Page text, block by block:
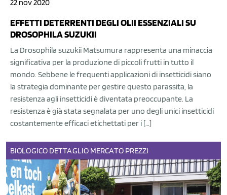
22 nov 2020
EFFETTI DETERRENTI DEGLI OLII ESSENZIALI SU
DROSOPHILA SUZUKII
La Drosophila suzukii Matsumura rappresenta una minaccia
significativa per la produzione di piccoli frutti in tutto il
mondo. Sebbene le frequenti applicazioni di insetticidi siano
la strategia dominante per gestire questo parassita, la
resistenza agli insetticidi è diventata preoccupante. La
resistenza è già stata segnalata per uno degli unici insetticidi
costantemente efficaci etichettati per i […]
BIOLOGICO DETTAGLIO MERCATO PREZZI